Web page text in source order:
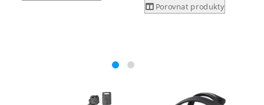
Porovnat produkty